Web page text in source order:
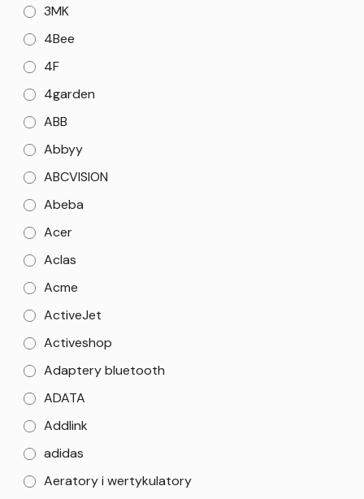
3MK
4Bee
4F
4garden
ABB
Abbyy
ABCVISION
Abeba
Acer
Aclas
Acme
ActiveJet
Activeshop
Adaptery bluetooth
ADATA
Addlink
adidas
Aeratory i wertykulatory